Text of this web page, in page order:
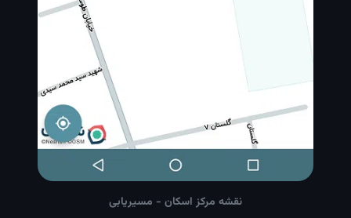
نقشه مرکز اسکان - مسیریابی